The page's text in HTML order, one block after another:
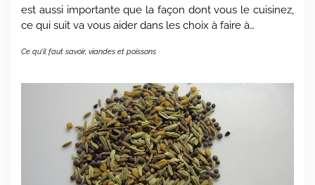
est aussi importante que la façon dont vous le cuisinez,
ce qui suit va vous aider dans les choix à faire à…
Ce qu'il faut savoir, viandes et poissons